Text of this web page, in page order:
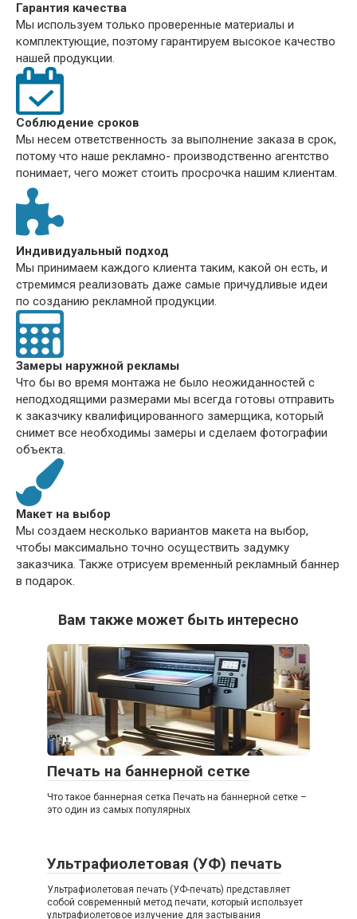
Гарантия качества
Мы используем только проверенные материалы и
комплектующие, поэтому гарантируем высокое качество
нашей продукции.
Соблюдение сроков
Мы несем ответственность за выполнение заказа в срок,
потому что наше рекламно- производственно агентство
понимает, чего может стоить просрочка нашим клиентам.
Индивидуальный подход
Мы принимаем каждого клиента таким, какой он есть, и
стремимся реализовать даже самые причудливые идеи
по созданию рекламной продукции.
Замеры наружной рекламы
Что бы во время монтажа не было неожиданностей с
неподходящими размерами мы всегда готовы отправить
к заказчику квалифицированного замерщика, который
снимет все необходимы замеры и сделаем фотографии
объекта.
Макет на выбор
Мы создаем несколько вариантов макета на выбор,
чтобы максимально точно осуществить задумку
заказчика. Также отрисуем временный рекламный баннер
в подарок.
Вам также может быть интересно
Печать на баннерной сетке
Что такое баннерная сетка Печать на баннерной сетке –
это один из самых популярных
Ультрафиолетовая (УФ) печать
Ультрафиолетовая печать (УФ-печать) представляет
собой современный метод печати, который использует
ультрафиолетовое излучение для застывания